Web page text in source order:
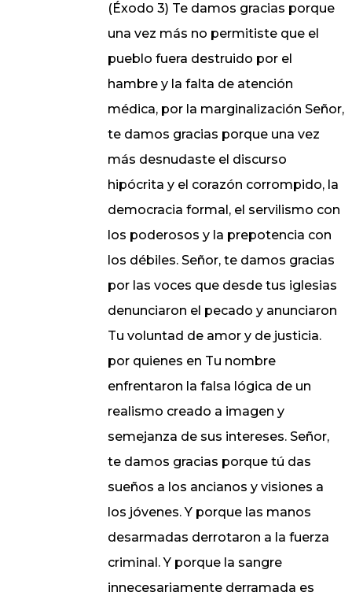
(Éxodo 3) Te damos gracias porque
una vez más no permitiste que el
pueblo fuera destruido por el
hambre y la falta de atención
médica, por la marginalización Señor,
te damos gracias porque una vez
más desnudaste el discurso
hipócrita y el corazón corrompido, la
democracia formal, el servilismo con
los poderosos y la prepotencia con
los débiles. Señor, te damos gracias
por las voces que desde tus iglesias
denunciaron el pecado y anunciaron
Tu voluntad de amor y de justicia.
por quienes en Tu nombre
enfrentaron la falsa lógica de un
realismo creado a imagen y
semejanza de sus intereses. Señor,
te damos gracias porque tú das
sueños a los ancianos y visiones a
los jóvenes. Y porque las manos
desarmadas derrotaron a la fuerza
criminal. Y porque la sangre
innecesariamente derramada es